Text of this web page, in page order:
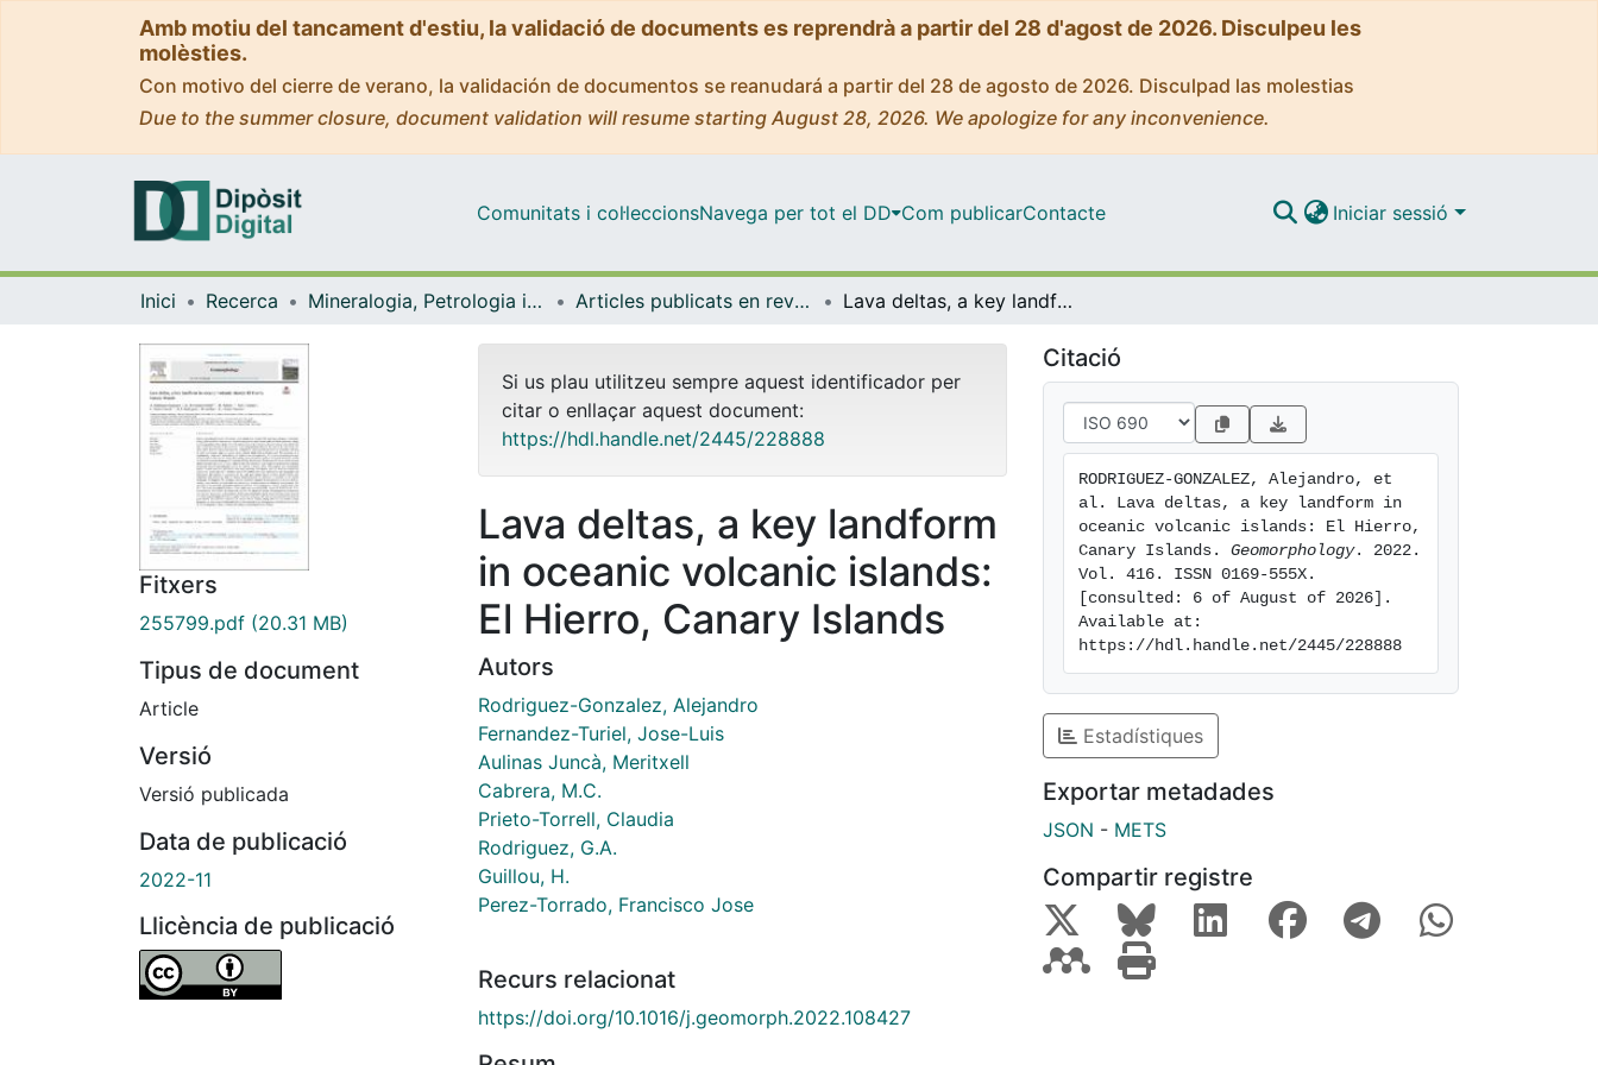
Amb motiu del tancament d'estiu, la validació de documents es reprendrà a partir del 28 d'agost de 2026. Disculpeu les
molèsties.
Con motivo del cierre de verano, la validación de documentos se reanudará a partir del 28 de agosto de 2026. Disculpad las molestias
Due to the summer closure, document validation will resume starting August 28, 2026. We apologize for any inconvenience.
Comunitats i col·leccionsNavega per tot el DD Com publicarContacte Iniciar sessió
Inici Recerca Mineralogia, Petrologia i Geologia Aplicada Articles publicats en revistes (Mineralogia, Petrologia i Geologia Aplicada) Lava deltas, a key landform in oceanic volcanic islands: El Hierro, Canary Islands
Fitxers
255799.pdf (20.31 MB)
Tipus de document
Article
Versió
Versió publicada
Data de publicació
2022-11
Llicència de publicació
Si us plau utilitzeu sempre aquest identificador per
citar o enllaçar aquest document:
https://hdl.handle.net/2445/228888
Lava deltas, a key landform
in oceanic volcanic islands:
El Hierro, Canary Islands
Autors
Rodriguez-Gonzalez, Alejandro
Fernandez-Turiel, Jose-Luis
Aulinas Juncà, Meritxell
Cabrera, M.C.
Prieto-Torrell, Claudia
Rodriguez, G.A.
Guillou, H.
Perez-Torrado, Francisco Jose
Recurs relacionat
https://doi.org/10.1016/j.geomorph.2022.108427
Citació
RODRIGUEZ-GONZALEZ, Alejandro, et
al. Lava deltas, a key landform in
oceanic volcanic islands: El Hierro,
Canary Islands. Geomorphology. 2022.
Vol. 416. ISSN 0169-555X.
[consulted: 6 of August of 2026].
Available at:
https://hdl.handle.net/2445/228888
Estadístiques
Exportar metadades
JSON - METS
Compartir registre